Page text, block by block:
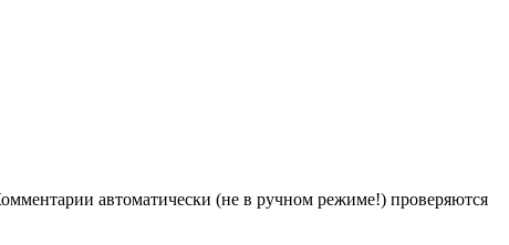
автоматически (не в ручном режиме!) проверяются